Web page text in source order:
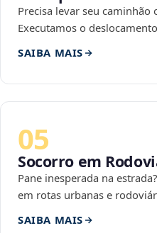
Precisa levar seu
Executamos o
SAIBA MAIS
05
Socorro em
Pane inesperada na
em rotas urbanas e
SAIBA MAIS